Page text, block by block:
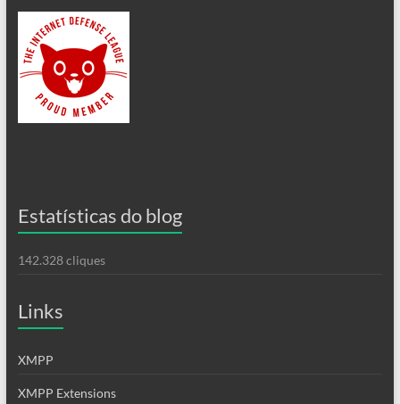
Estatísticas do blog
142.328 cliques
Links
XMPP
XMPP Extensions